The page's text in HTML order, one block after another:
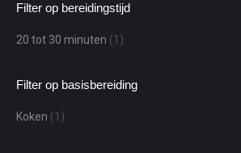
Filter op bereidingstijd
20 tot 30 minuten (1)
Filter op basisbereiding
Koken (1)